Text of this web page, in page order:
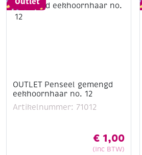
OUTLET Penseel gemengd
eekhoornhaar no. 12
Artikelnummer: 71012
€ 1,00
(Inc BTW)